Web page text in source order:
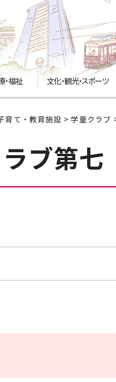
・福祉 文化・観光・スポーツ
育て・教育施設 >学童クラブ
ブ第七